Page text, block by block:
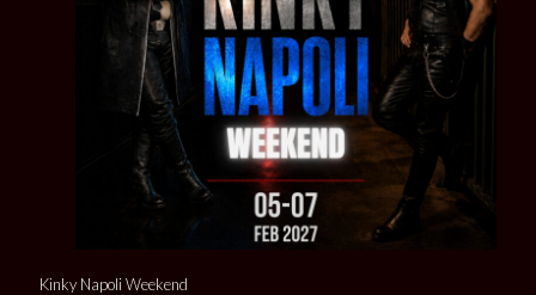
Kinky Napoli Weekend